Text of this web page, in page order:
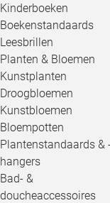
Kinderboeken
Boekenstandaards
Leesbrillen
Planten & Bloemen
Kunstplanten
Droogbloemen
Kunstbloemen
Bloempotten
Plantenstandaards &
hangers
Bad- &
doucheaccessoires